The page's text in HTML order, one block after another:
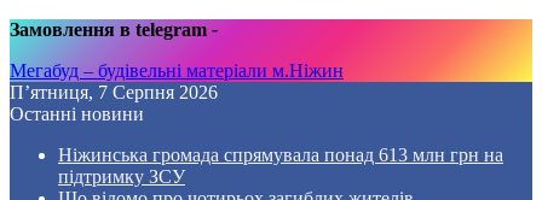
Замовлення в telegram -
Мегабуд – будівельні матеріали м.Ніжин
П’ятниця, 7 Серпня 2026
Останні новини
Ніжинська громада спрямувала понад 613 млн грн на
підтримку ЗСУ